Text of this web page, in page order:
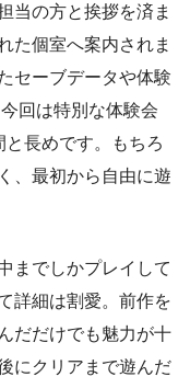
当の方と挨拶を済ま
た個室へ案内されま
セーブデータや体験
回は特別な体験会
長めです。もちろ
、最初から自由に遊
までしかプレイして
詳細は割愛。前作を
だだけでも魅力が十
にクリアまで遊んだ